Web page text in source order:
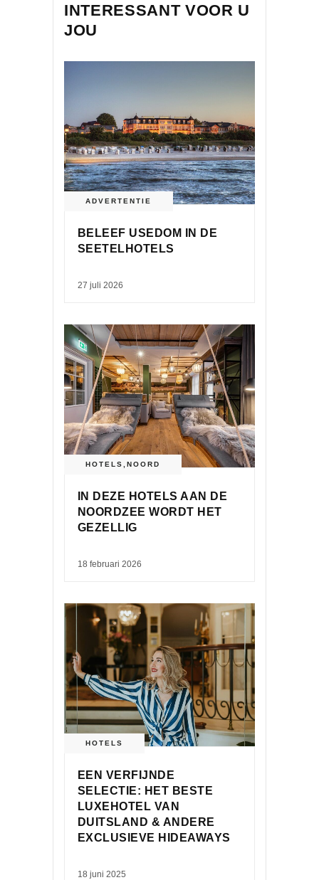
INTERESSANT VOOR U
JOU
ADVERTENTIE
BELEEF USEDOM IN DE
SEETELHOTELS
27 juli 2026
HOTELS NOORD
IN DEZE HOTELS AAN DE
NOORDZEE WORDT HET
GEZELLIG
18 februari 2026
HOTELS
EEN VERFIJNDE
SELECTIE: HET BESTE
LUXEHOTEL VAN
DUITSLAND & ANDERE
EXCLUSIEVE HIDEAWAYS
18 juni 2025